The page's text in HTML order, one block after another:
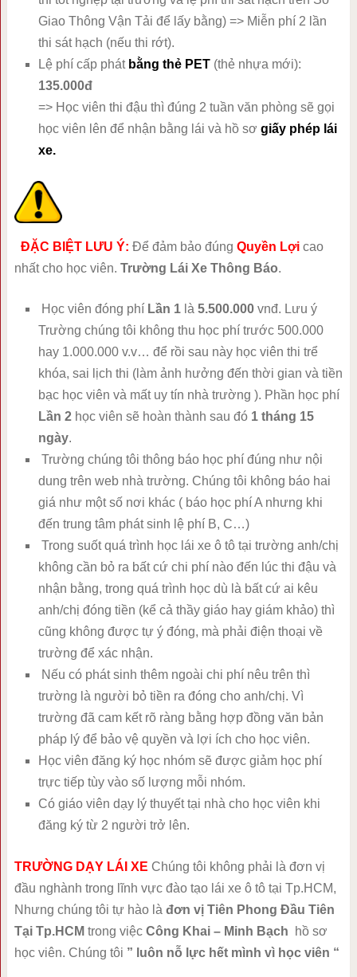
Giao Thông Vận Tải để lấy bằng) => Miễn phí 2 lần
thi sát hạch (nếu thi rớt).
Lệ phí cấp phát bằng thẻ PET (thẻ nhựa mới):
135.000đ
=> Học viên thi đậu thì đúng 2 tuần văn phòng sẽ gọi
học viên lên để nhận bằng lái và hồ sơ giấy phép lái
xe.
ĐẶC BIỆT LƯU Ý: Để đảm bảo đúng Quyền Lợicao
nhất cho học viên. Trường Lái Xe Thông Báo.
Học viên đóng phí Lần 1là 5.500.000vnđ. Lưu ý
Trường chúng tôi không thu học phí trước 500.000
hay 1.000.000 v.v… để rồi sau này học viên thi trể
khóa, sai lịch thi (làm ảnh hưởng đến thời gian và tiền
bạc học viên và mất uy tín nhà trường ). Phần học phí
Lần 2học viên sẽ hoàn thành sau đó 1 tháng 15
ngày.
Trường chúng tôi thông báo học phí đúng như nội
dung trên web nhà trường. Chúng tôi không báo hai
giá như một số nơi khác ( báo học phí A nhưng khi
đến trung tâm phát sinh lệ phí B, C…)
Trong suốt quá trình học lái xe ô tô tại trường anh/chị
không cần bỏ ra bất cứ chi phí nào đến lúc thi đậu và
nhận bằng, trong quá trình học dù là bất cứ ai kêu
anh/chị đóng tiền (kể cả thầy giáo hay giám khảo) thì
cũng không được tự ý đóng, mà phải điện thoại về
trường để xác nhận.
Nếu có phát sinh thêm ngoài chi phí nêu trên thì
trường là người bỏ tiền ra đóng cho anh/chị. Vì
trường đã cam kết rõ ràng bằng hợp đồng văn bản
pháp lý để bảo vệ quyền và lợi ích cho học viên.
Học viên đăng ký học nhóm sẽ được giảm học phí
trực tiếp tùy vào số lượng mỗi nhóm.
Có giáo viên dạy lý thuyết tại nhà cho học viên khi
đăng ký từ 2 người trở lên.
TRƯỜNG DẠY LÁI XE Chúng tôi không phải là đơn vị
đầu nghành trong lĩnh vực đào tạo lái xe ô tô tại Tp.HCM,
Nhưng chúng tôi tự hào là đơn vị Tiên Phong Đầu Tiên
Tại Tp.HCM trong việc Công Khai – Minh Bạch hồ sơ
học viên. Chúng tôi ” luôn nỗ lực hết mình vì học viên “